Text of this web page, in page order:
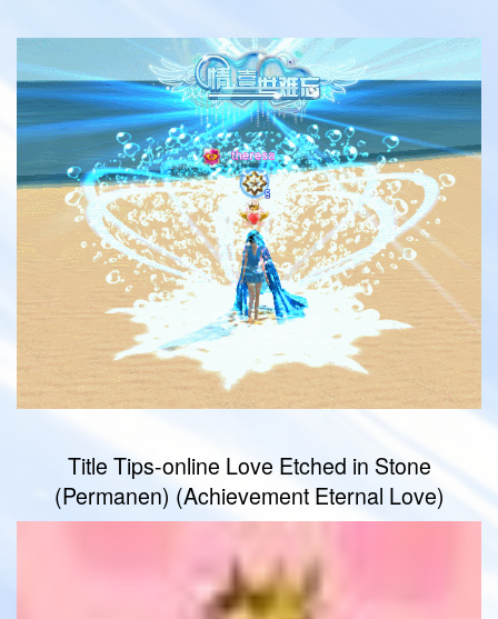
Title Tips-online Love Etched in Stone
(Permanen) (Achievement Eternal Love)